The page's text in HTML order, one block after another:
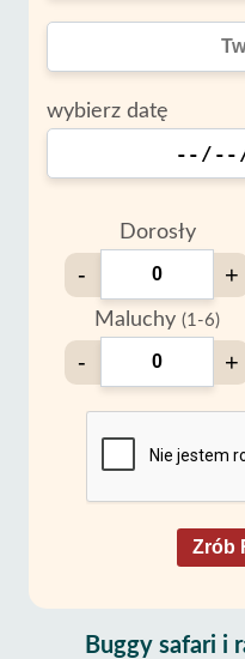
wybierz datę
Dorosły
- +
Maluchy (1-6)
- +
Zrób
Buggy safari i